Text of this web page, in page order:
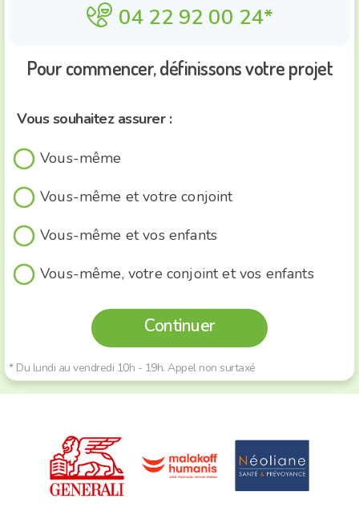
phone_actions_smile 04 22 92 00 24*
Pour commencer, définissons votre projet
Vous souhaitez assurer :
Vous-même
Vous-même et votre conjoint
Vous-même et vos enfants
Vous-même, votre conjoint et vos enfants
Continuer
* Du lundi au vendredi 10h - 19h. Appel non surtaxé